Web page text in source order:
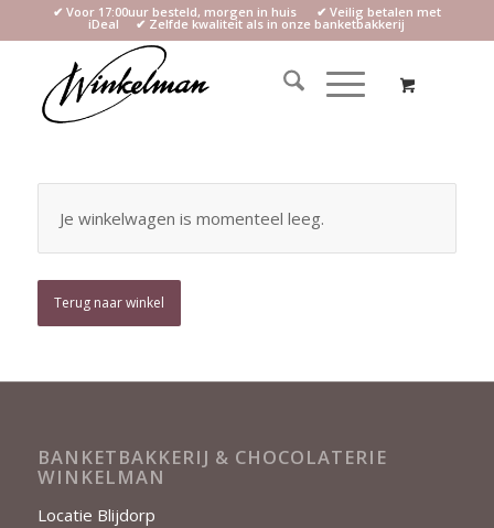
✔ Voor 17:00uur besteld, morgen in huis ✔ Veilig betalen met
iDeal ✔ Zelfde kwaliteit als in onze banketbakkerij
Je winkelwagen is momenteel leeg.
Terug naar winkel
BANKETBAKKERIJ & CHOCOLATERIE
WINKELMAN
Locatie Blijdorp